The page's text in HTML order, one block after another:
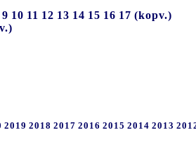
9 10 11 12 13 14 15 16 17 (kopv.)
2019 2018 2017 2016 2015 2014 2013